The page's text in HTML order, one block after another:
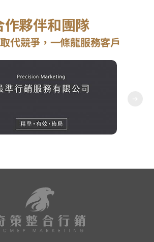
作夥伴和團隊
代競爭，一條龍服務客戶